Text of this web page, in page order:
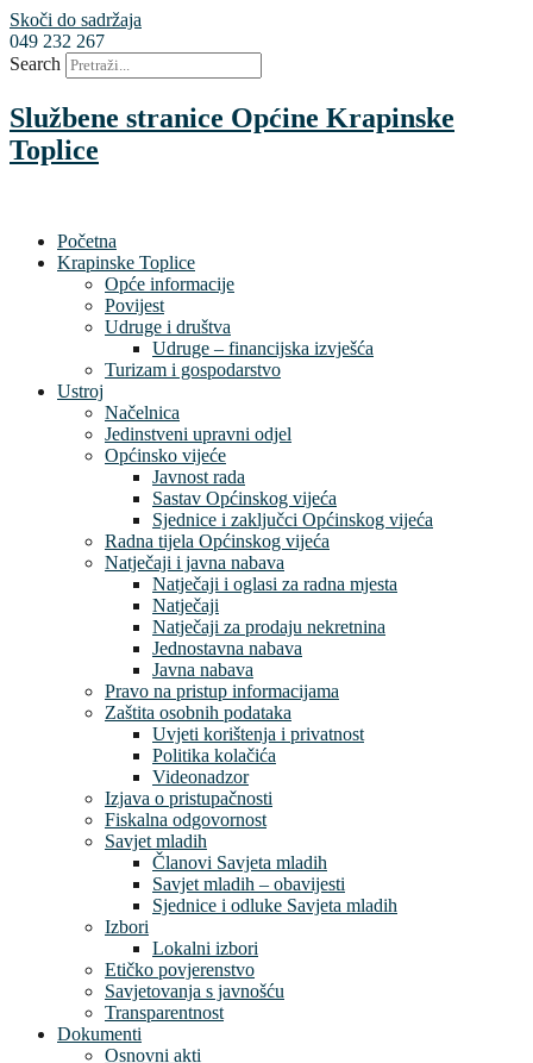
Skoči do sadržaja
049 232 267
Search
Službene stranice Općine Krapinske
Toplice
Početna
Krapinske Toplice
Opće informacije
Povijest
Udruge i društva
Udruge – financijska izvješća
Turizam i gospodarstvo
Ustroj
Načelnica
Jedinstveni upravni odjel
Općinsko vijeće
Javnost rada
Sastav Općinskog vijeća
Sjednice i zaključci Općinskog vijeća
Radna tijela Općinskog vijeća
Natječaji i javna nabava
Natječaji i oglasi za radna mjesta
Natječaji
Natječaji za prodaju nekretnina
Jednostavna nabava
Javna nabava
Pravo na pristup informacijama
Zaštita osobnih podataka
Uvjeti korištenja i privatnost
Politika kolačića
Videonadzor
Izjava o pristupačnosti
Fiskalna odgovornost
Savjet mladih
Članovi Savjeta mladih
Savjet mladih – obavijesti
Sjednice i odluke Savjeta mladih
Izbori
Lokalni izbori
Etičko povjerenstvo
Savjetovanja s javnošću
Transparentnost
Dokumenti
Osnovni akti